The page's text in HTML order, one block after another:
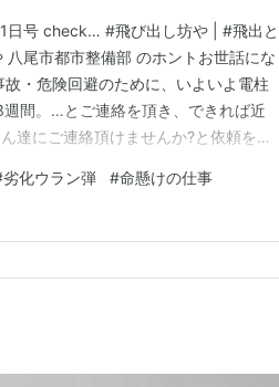
号 check… #飛び出し坊や | #飛出と
尾市都市整備部 のホントお世話にな
・危険回避のために、いよいよ電柱
間。…とご連絡を頂き、できれば近
達にご連絡頂けませんか?と依頼を受
ポーツ店のお父さんが、別件で駐車場
劣化ウラン弾 #命懸けの仕事